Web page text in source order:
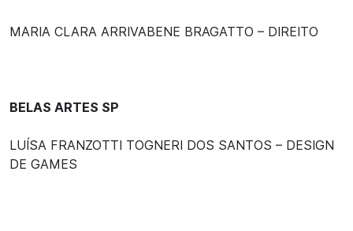
MARIA CLARA ARRIVABENE BRAGATTO – DIREITO
BELAS ARTES SP
LUÍSA FRANZOTTI TOGNERI DOS SANTOS – DESIGN
DE GAMES